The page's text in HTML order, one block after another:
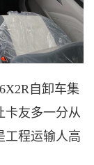
自卸车集
卡友多一分从
工程运输人高